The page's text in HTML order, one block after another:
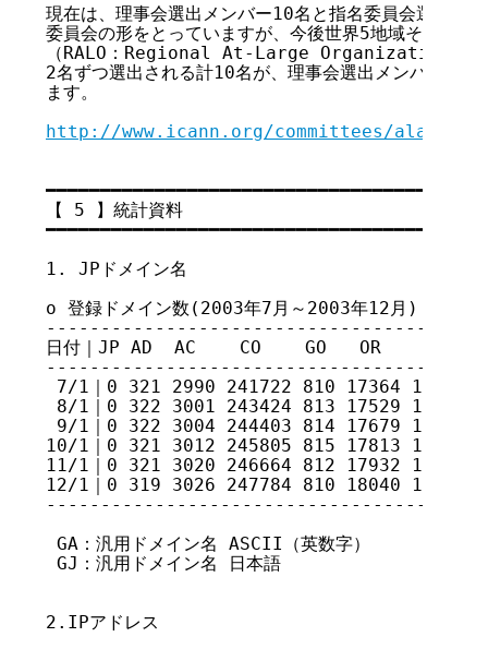
現在は、理事会選出メンバー10名と指名委員会選出メ
委員会の形をとっていますが、今後世界5地域それぞ
（RALO：Regional At-Large Organization）が設
2名ずつ選出される計10名が、理事会選出メンバーに取
ます。
http://www.icann.org/committees/alac/
━━━━━━━━━━━━━━━━━━━━━━━━━━━━━━━━━━━
【 5 】統計資料
━━━━━━━━━━━━━━━━━━━━━━━━━━━━━━━━━━━
1. JPドメイン名
o 登録ドメイン数(2003年7月～2003年12月)
日付｜JP AD  AC    CO    GO   OR    NE
7/1｜0 321 2990 241722 810 17364 17703
8/1｜0 322 3001 243424 813 17529 17685
9/1｜0 322 3004 244403 814 17679 17559
10/1｜0 321 3012 245805 815 17813 17536
11/1｜0 321 3020 246664 812 17932 17482
12/1｜0 319 3026 247784 810 18040 17469
GA：汎用ドメイン名 ASCII（英数字）
GJ：汎用ドメイン名 日本語
2.IPアドレス